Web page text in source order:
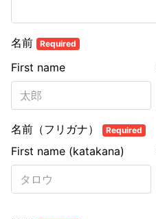
名前 Required
First name
名前（フリガナ） Required
First name (katakana)